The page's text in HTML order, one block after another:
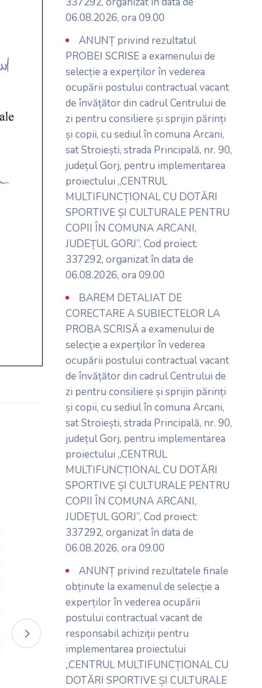
06.08.2026, ora 09.00
ANUNȚ privind rezultatul
PROBEI SCRISE a examenului de
selecție a experților în vederea
ocupării postului contractual vacant
de învățător din cadrul Centrului de
zi pentru consiliere și sprijin părinți
și copii, cu sediul în comuna Arcani,
sat Stroiești, strada Principală, nr. 90,
județul Gorj, pentru implementarea
proiectului „CENTRUL
MULTIFUNCȚIONAL CU DOTĂRI
SPORTIVE ȘI CULTURALE PENTRU
COPII ÎN COMUNA ARCANI,
JUDEȚUL GORJ”, Cod proiect:
337292, organizat în data de
06.08.2026, ora 09.00
BAREM DETALIAT DE
CORECTARE A SUBIECTELOR LA
PROBA SCRISĂ a examenului de
selecție a experților în vederea
ocupării postului contractual vacant
de învățător din cadrul Centrului de
zi pentru consiliere și sprijin părinți
și copii, cu sediul în comuna Arcani,
sat Stroiești, strada Principală, nr. 90,
județul Gorj, pentru implementarea
proiectului „CENTRUL
MULTIFUNCȚIONAL CU DOTĂRI
SPORTIVE ȘI CULTURALE PENTRU
COPII ÎN COMUNA ARCANI,
JUDEȚUL GORJ”, Cod proiect:
337292, organizat în data de
06.08.2026, ora 09.00
ANUNȚ privind rezultatele finale
obținute la examenul de selecție a
experților în vederea ocupării
postului contractual vacant de
responsabil achiziții pentru
implementarea proiectului
„CENTRUL MULTIFUNCȚIONAL CU
DOTĂRI SPORTIVE ȘI CULTURALE